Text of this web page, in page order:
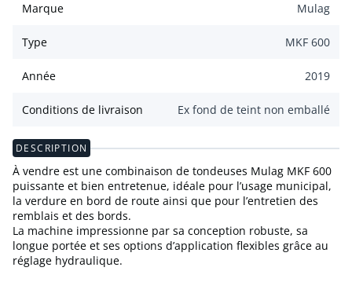
Marque Mulag
Type MKF 600
Année 2019
Conditions de livraison Ex fond de teint non emballé
DESCRIPTION
À vendre est une combinaison de tondeuses Mulag MKF 600
puissante et bien entretenue, idéale pour l’usage municipal,
la verdure en bord de route ainsi que pour l’entretien des
remblais et des bords.
La machine impressionne par sa conception robuste, sa
longue portée et ses options d’application flexibles grâce au
réglage hydraulique.